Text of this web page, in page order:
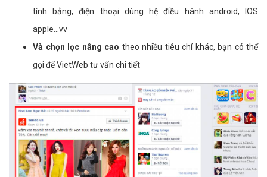
tính bảng, điện thoại dùng hệ điều hành android, IOS
apple...vv
Và chọn lọc nâng cao theo nhiều tiêu chí khác, bạn có thể
gọi để VietWeb tư vấn chi tiết